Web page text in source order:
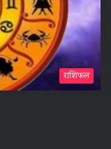
राशिफल